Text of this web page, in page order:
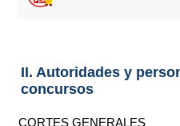
II. Autoridades y
concursos
CORTES GENERALES